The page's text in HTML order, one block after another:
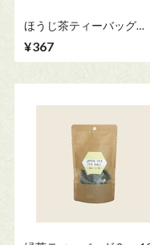
ほうじ茶ティーバッグ
¥367